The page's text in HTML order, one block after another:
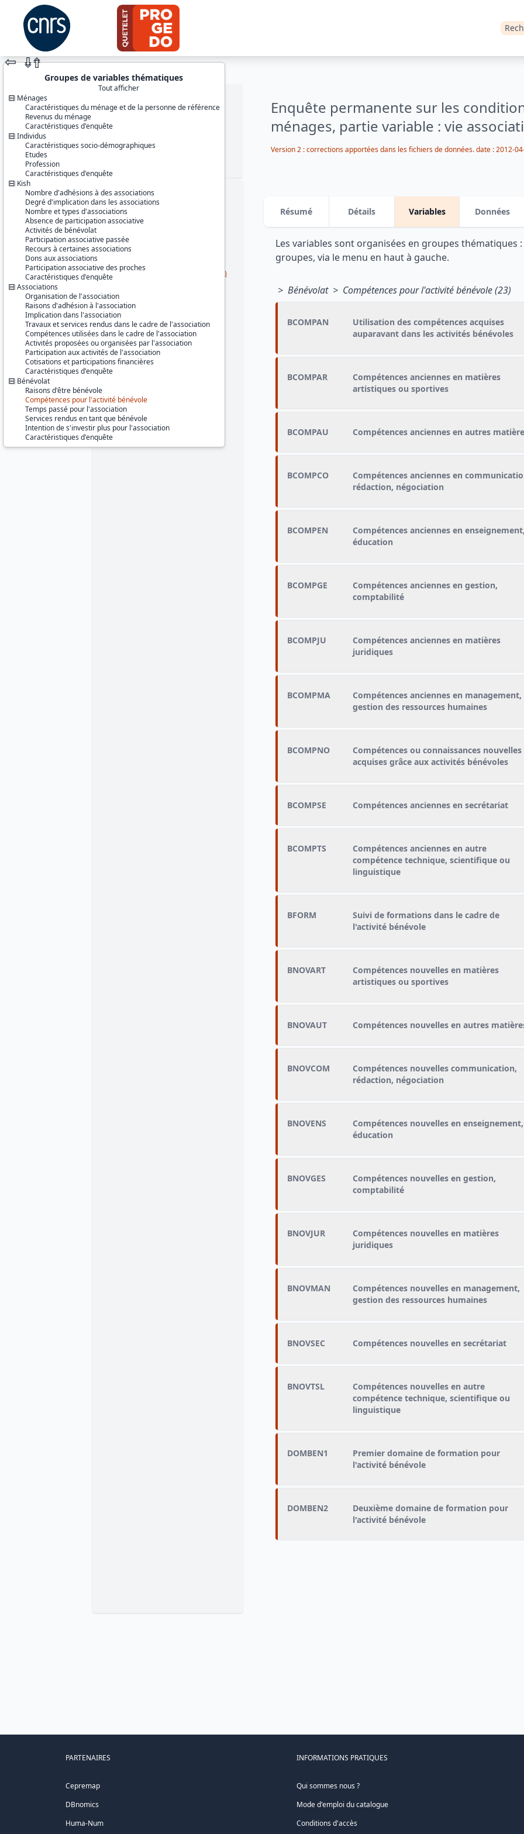
Enquête permanente sur les
ménages, partie variable : vie
Version 2 : corrections apportées dans les fichiers de données. date : 2012-
⇦ ⇮⇮
Groupes de variables thématiques
Tout afficher
Ménages
Caractéristiques du ménage et de la personne de référence
Revenus du ménage
Caractéristiques d'enquête
Individus
Caractéristiques socio-démographiques
Etudes
Profession
Caractéristiques d'enquête
Kish
Nombre d'adhésions à des associations
Degré d'implication dans les associations
Nombre et types d'associations
Absence de participation associative
Activités de bénévolat
Participation associative passée
Recours à certaines associations
Dons aux associations
Participation associative des proches
Caractéristiques d'enquête
Associations
Organisation de l'association
Raisons d'adhésion à l'association
Implication dans l'association
Travaux et services rendus dans le cadre de l'association
Compétences utilisées dans le cadre de l'association
Activités proposées ou organisées par l'association
Participation aux activités de l'association
Cotisations et participations financières
Caractéristiques d'enquête
Bénévolat
Raisons d'être bénévole
Compétences pour l'activité bénévole
Temps passé pour l'association
Services rendus en tant que bénévole
Intention de s'investir plus pour l'association
Caractéristiques d'enquête
Identifiants :
lil-0158
doi:10.13144/lil-0158
Thème :
Conditions de vie et société
Série :Enquête Permanente sur les
Conditions de Vie des ménages (EPCV)
Couverture géographique :
France métropolitaine
Producteur :
INSEE
Diffuseur :
Progedo-Adisp
Résumé Détails Variables Données
Les variables sont organisées en groupes thématiques
groupes, via le menu en haut à gauche.
> Bénévolat > Compétences pour l'activité bénévole (23)
BCOMPAN
Utilisation des compétences acquises
auparavant dans les activités bénévoles
BCOMPAR
Compétences anciennes en matières
artistiques ou sportives
BCOMPAU Compétences anciennes en autres
BCOMPCO
Compétences anciennes en
rédaction, négociation
BCOMPEN
Compétences anciennes en
éducation
BCOMPGE
Compétences anciennes en gestion,
comptabilité
BCOMPJU
Compétences anciennes en matières
juridiques
BCOMPMA
Compétences anciennes en management,
gestion des ressources humaines
BCOMPNO
Compétences ou connaissances nouvelles
acquises grâce aux activités bénévoles
BCOMPSE Compétences anciennes en secrétariat
BCOMPTS
Compétences anciennes en autre
compétence technique, scientifique ou
linguistique
BFORM
Suivi de formations dans le cadre de
l'activité bénévole
BNOVART
Compétences nouvelles en matières
artistiques ou sportives
BNOVAUT Compétences nouvelles en autres
BNOVCOM
Compétences nouvelles communication,
rédaction, négociation
BNOVENS
Compétences nouvelles en enseignement,
éducation
BNOVGES
Compétences nouvelles en gestion,
comptabilité
BNOVJUR
Compétences nouvelles en matières
juridiques
BNOVMAN
Compétences nouvelles en management,
gestion des ressources humaines
BNOVSEC Compétences nouvelles en secrétariat
BNOVTSL
Compétences nouvelles en autre
compétence technique, scientifique ou
linguistique
DOMBEN1
Premier domaine de formation pour
l'activité bénévole
DOMBEN2
Deuxième domaine de formation pour
l'activité bénévole
PARTENAIRES
Cepremap
DBnomics
Huma-Num
INFORMATIONS PRATIQUES
Qui sommes nous ?
Mode d'emploi du catalogue
Conditions d'accès